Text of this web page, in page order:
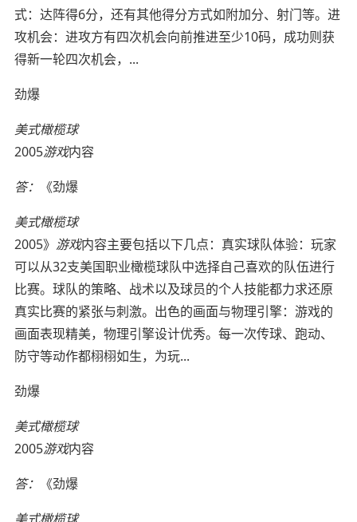
式：达阵得6分，还有其他得分方式如附加分、射门等。进
攻机会：进攻方有四次机会向前推进至少10码，成功则获
得新一轮四次机会，...
劲爆
美式橄榄球
2005游戏内容
答：
《劲爆
美式橄榄球
2005》 游戏内容主要包括以下几点：真实球队体验：玩家
可以从32支美国职业橄榄球队中选择自己喜欢的队伍进行
比赛。球队的策略、战术以及球员的个人技能都力求还原
真实比赛的紧张与刺激。出色的画面与物理引擎：游戏的
画面表现精美，物理引擎设计优秀。每一次传球、跑动、
防守等动作都栩栩如生，为玩...
劲爆
美式橄榄球
2005游戏内容
答：
《劲爆